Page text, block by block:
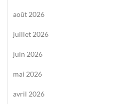
août 2026
juillet 2026
juin 2026
mai 2026
avril 2026